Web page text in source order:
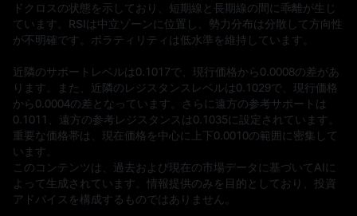
ドクロスの状態を示しており、短期線と長期線の間に乖離が生じ
ています。RSIは中立ゾーンに位置し、勢力分布は分散して方向性
が不明確です。ボラティリティは低水準を維持しています。
近隣のサポートレベルは0.1017で、現行価格から0.0008の差があ
ります。また、近隣のレジスタンスレベルは0.1029で、現行価格
から0.0004の差となっています。さらに遠方の参考サポートは
0.1011、遠方の参考レジスタンスは0.1035に設定されています。
重要な価格帯は、現在価格を中心に上下0.0010の範囲に密集して
います。
このコンテンツは、過去および現在の市場データに基づいてAIに
よって生成されています。情報提供のみを目的としており、投資
アドバイスを構成するものではありません。